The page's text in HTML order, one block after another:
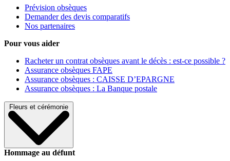
Prévision obsèques
Demander des devis comparatifs
Nos partenaires
Pour vous aider
Racheter un contrat obsèques avant le décès : est-ce possible ?
Assurance obsèques FAPE
Assurance obsèques : CAISSE D’EPARGNE
Assurance obsèques : La Banque postale
Fleurs et cérémonie
Hommage au défunt